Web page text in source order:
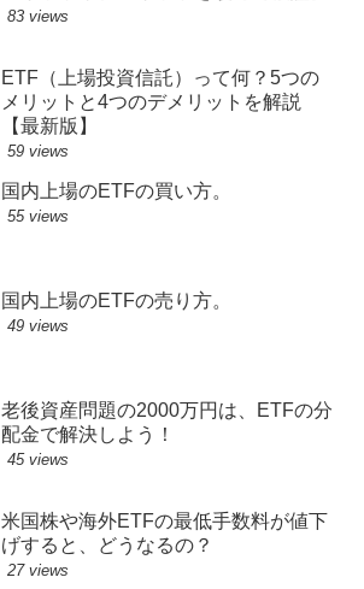
83 views
ETF（上場投資信託）って何？5つの
メリットと4つのデメリットを解説
【最新版】
59 views
国内上場のETFの買い方。
55 views
国内上場のETFの売り方。
49 views
老後資産問題の2000万円は、ETFの分
配金で解決しよう！
45 views
米国株や海外ETFの最低手数料が値下
げすると、どうなるの？
27 views